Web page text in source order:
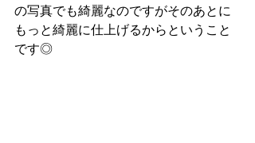
の写真でも綺麗なのですがそのあとに
もっと綺麗に仕上げるからということ
です◎